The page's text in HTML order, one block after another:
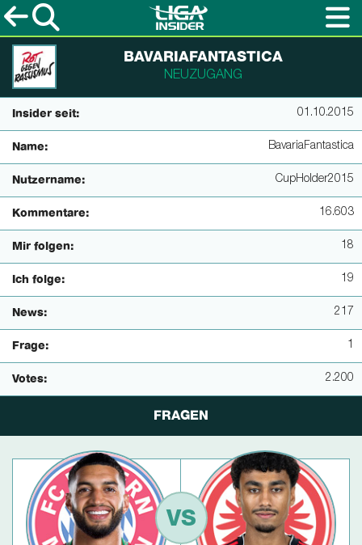
BAVARIAFANTASTICA
NEUZUGANG
Insider seit: 01.10.2015
Name: BavariaFantastica
Nutzername: CupHolder2015
Kommentare: 16.603
Mir folgen: 18
Ich folge: 19
News: 217
Frage: 1
Votes: 2.200
FRAGEN
VS